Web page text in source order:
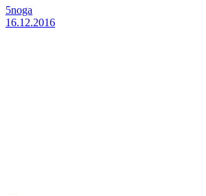
5noga
16.12.2016